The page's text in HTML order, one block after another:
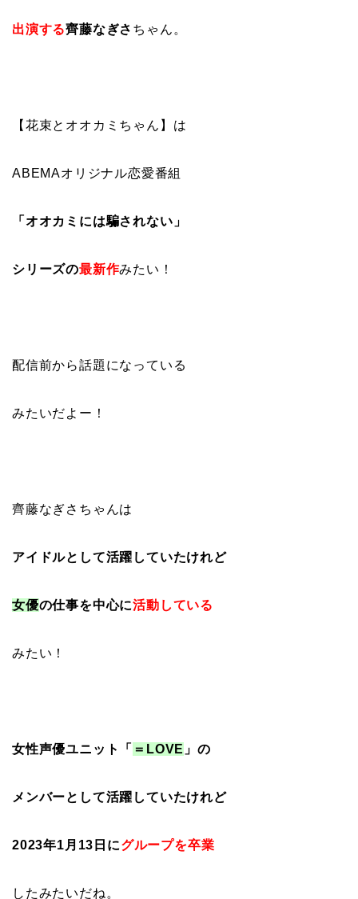
出演する齊藤なぎさ ちゃん。
【花束とオオカミちゃん】は
ABEMAオリジナル恋愛番組
「オオカミには騙されない」
シリーズの最新作みたい！
配信前から話題になっている
みたいだよー！
齊藤なぎさちゃんは
アイドルとして活躍していたけれど
女優の仕事を中心に活動している
みたい！
女性声優ユニット「 ＝LOVE 」の
メンバーとして活躍していたけれど
2023年1月13日にグループを卒業
したみたいだね。